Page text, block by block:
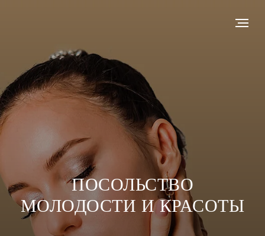
ПОСОЛЬСТВО
МОЛОДОСТИ И КРАСОТЫ